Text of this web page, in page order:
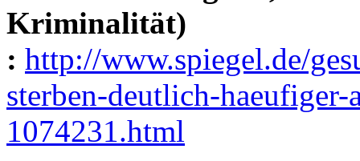
Kriminalität)
: http://www.spiegel.de/
sterben-deutlich-
1074231.html